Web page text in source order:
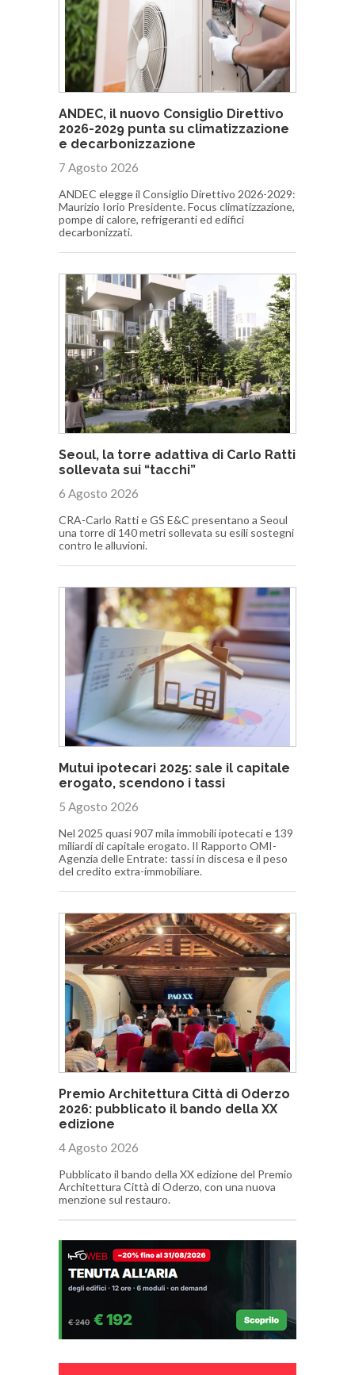
ANDEC, il nuovo Consiglio Direttivo
2026-2029 punta su climatizzazione
e decarbonizzazione
7 Agosto 2026
ANDEC elegge il Consiglio Direttivo 2026-2029:
Maurizio Iorio Presidente. Focus climatizzazione,
pompe di calore, refrigeranti ed edifici
decarbonizzati.
Seoul, la torre adattiva di Carlo Ratti
sollevata sui “tacchi”
6 Agosto 2026
CRA-Carlo Ratti e GS E&C presentano a Seoul
una torre di 140 metri sollevata su esili sostegni
contro le alluvioni.
Mutui ipotecari 2025: sale il capitale
erogato, scendono i tassi
5 Agosto 2026
Nel 2025 quasi 907 mila immobili ipotecati e 139
miliardi di capitale erogato. Il Rapporto OMI-
Agenzia delle Entrate: tassi in discesa e il peso
del credito extra-immobiliare.
Premio Architettura Città di Oderzo
2026: pubblicato il bando della XX
edizione
4 Agosto 2026
Pubblicato il bando della XX edizione del Premio
Architettura Città di Oderzo, con una nuova
menzione sul restauro.